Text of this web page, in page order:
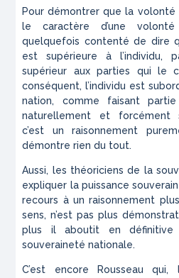
Pour démontrer que la
le caractère d’une volonté
quelquefois contenté de dire
est supérieure à
supérieur aux parties qui le
conséquent, l’individu est
nation, comme faisant
naturellement et forcément
c’est un raisonnement
démontre rien du tout.
Aussi, les théoriciens de la
expliquer la puissance
recours à un raisonnement
sens, n’est pas plus
plus il aboutit en
souveraineté nationale.
C’est encore Rousseau